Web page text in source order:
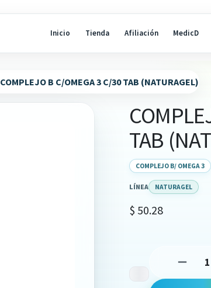
Inicio Tienda Afiliación MedicD
COMPLEJO B C/OMEGA 3 C/30 TAB (NATURAGEL)
TAB
COMPLEJO B/ OMEGA 3
LÍNEA NATURAGEL
$ 50.28